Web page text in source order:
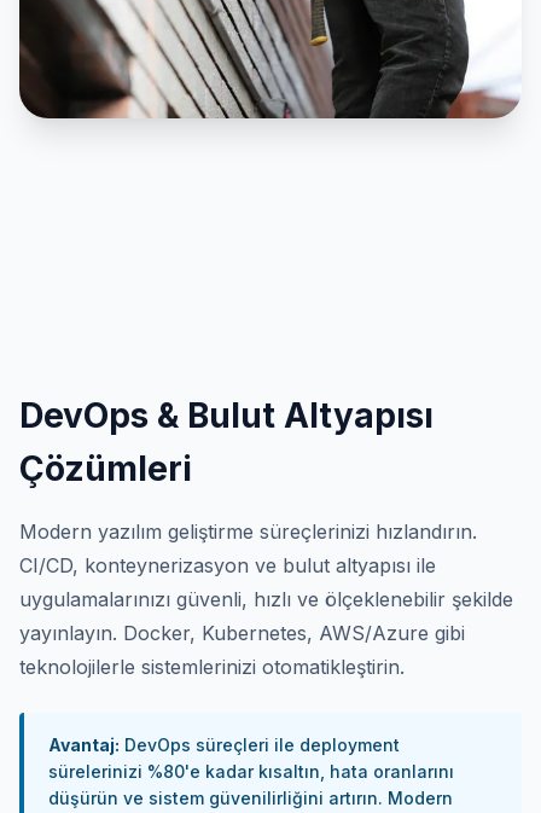
DevOps & Bulut Altyapısı
Çözümleri
Modern yazılım geliştirme süreçlerinizi hızlandırın.
CI/CD, konteynerizasyon ve bulut altyapısı ile
uygulamalarınızı güvenli, hızlı ve ölçeklenebilir şekilde
yayınlayın. Docker, Kubernetes, AWS/Azure gibi
teknolojilerle sistemlerinizi otomatikleştirin.
Avantaj: DevOps süreçleri ile deployment
sürelerinizi %80'e kadar kısaltın, hata oranlarını
düşürün ve sistem güvenilirliğini artırın. Modern